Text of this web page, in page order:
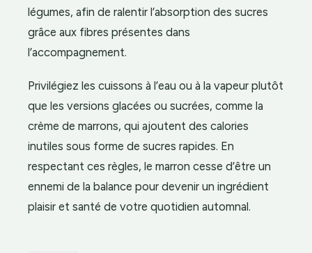
légumes, afin de ralentir l’absorption des sucres
grâce aux fibres présentes dans
l’accompagnement.
Privilégiez les cuissons à l’eau ou à la vapeur plutôt
que les versions glacées ou sucrées, comme la
crème de marrons, qui ajoutent des calories
inutiles sous forme de sucres rapides. En
respectant ces règles, le marron cesse d’être un
ennemi de la balance pour devenir un ingrédient
plaisir et santé de votre quotidien automnal.